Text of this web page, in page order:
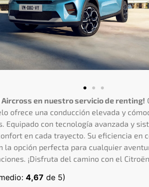
Aircross en nuestro servicio de renting!
ofrece una conducción elevada y
Equipado con tecnología avanzada y
en cada trayecto. Su eficiencia en
la opción perfecta para cualquier
¡Disfruta del camino con el
4,67 de 5)